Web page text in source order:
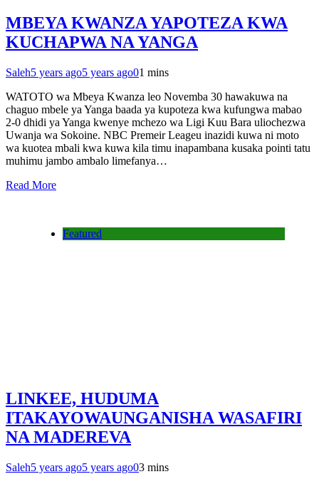
MBEYA KWANZA YAPOTEZA KWA
KUCHAPWA NA YANGA
Saleh5 years ago5 years ago01 mins
WATOTO wa Mbeya Kwanza leo Novemba 30 hawakuwa na
chaguo mbele ya Yanga baada ya kupoteza kwa kufungwa mabao
2-0 dhidi ya Yanga kwenye mchezo wa Ligi Kuu Bara uliochezwa
Uwanja wa Sokoine. NBC Premeir Leageu inazidi kuwa ni moto
wa kuotea mbali kwa kuwa kila timu inapambana kusaka pointi tatu
muhimu jambo ambalo limefanya…
Read More
Featured
LINKEE, HUDUMA
ITAKAYOWAUNGANISHA WASAFIRI
NA MADEREVA
Saleh5 years ago5 years ago03 mins